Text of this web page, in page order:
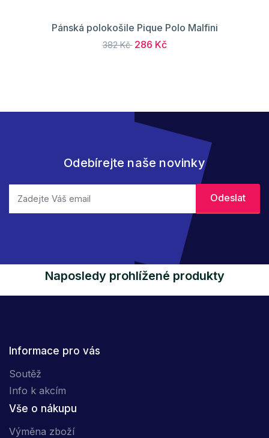
Pánská polokošile Pique Polo Malfini
382 Kč 286 Kč
Odebírejte naše novinky
Naposledy prohlížené produkty
Informace pro vás
Soutěž
Info k akcím
Vše o nákupu
Výměna zboží